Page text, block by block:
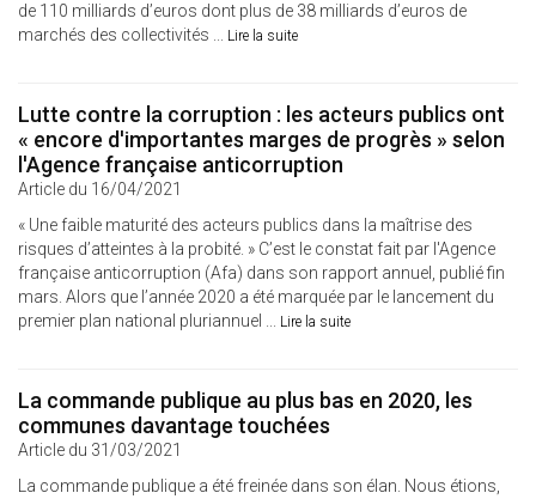
de 110 milliards d’euros dont plus de 38 milliards d’euros de
marchés des collectivités ... Lire la suite
Lutte contre la corruption : les acteurs publics ont
« encore d'importantes marges de progrès » selon
l'Agence française anticorruption
Article du 16/04/2021
« Une faible maturité des acteurs publics dans la maîtrise des
risques d’atteintes à la probité. » C’est le constat fait par l'Agence
française anticorruption (Afa) dans son rapport annuel, publié fin
mars. Alors que l’année 2020 a été marquée par le lancement du
premier plan national pluriannuel ... Lire la suite
La commande publique au plus bas en 2020, les
communes davantage touchées
Article du 31/03/2021
La commande publique a été freinée dans son élan. Nous étions,